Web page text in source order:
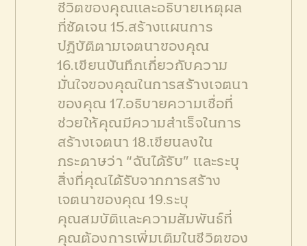
ชีวิตของคุณและอธิบายเหตุผล
ที่ชัดเจน 15.สร้างแผนการ
ปฏิบัติตามเจตนาของคุณ
16.เขียนบันทึกเกี่ยวกับความ
มั่นใจของคุณในการสร้างเจตนา
ของคุณ 17.อธิบายความเชื่อที่
ช่วยให้คุณมีความสำเร็จในการ
สร้างเจตนา 18.เขียนลงใน
กระดาษว่า “ฉันได้รับ” และระบุ
สิ่งที่คุณได้รับจากการสร้าง
เจตนาของคุณ 19.ระบุ
คุณสมบัติและความสัมพันธ์ที่
คุณต้องการเพิ่มเติมในชีวิตของ